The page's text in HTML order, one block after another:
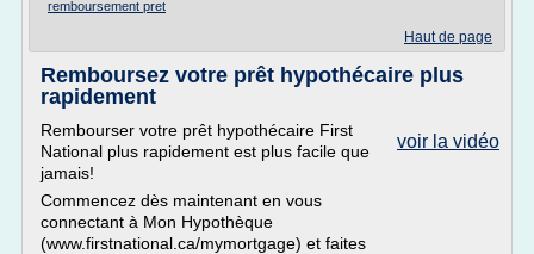
remboursement pret
Haut de page
Remboursez votre prêt hypothécaire plus
rapidement
voir la vidéo
Rembourser votre prêt hypothécaire First
National plus rapidement est plus facile que
jamais!
Commencez dès maintenant en vous
connectant à Mon Hypothèque
(www.firstnational.ca/mymortgage) et faites